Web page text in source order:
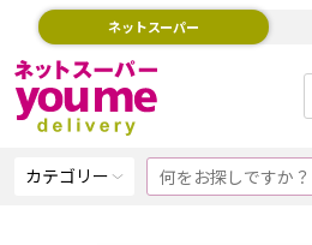
ネットスーパー
カテゴリー